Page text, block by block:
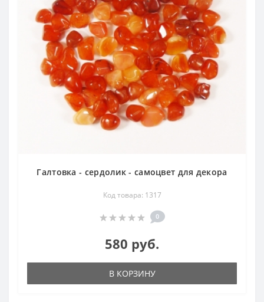
Галтовка - сердолик - самоцвет для декора
Код товара: 1317
0
580 руб.
В КОРЗИНУ